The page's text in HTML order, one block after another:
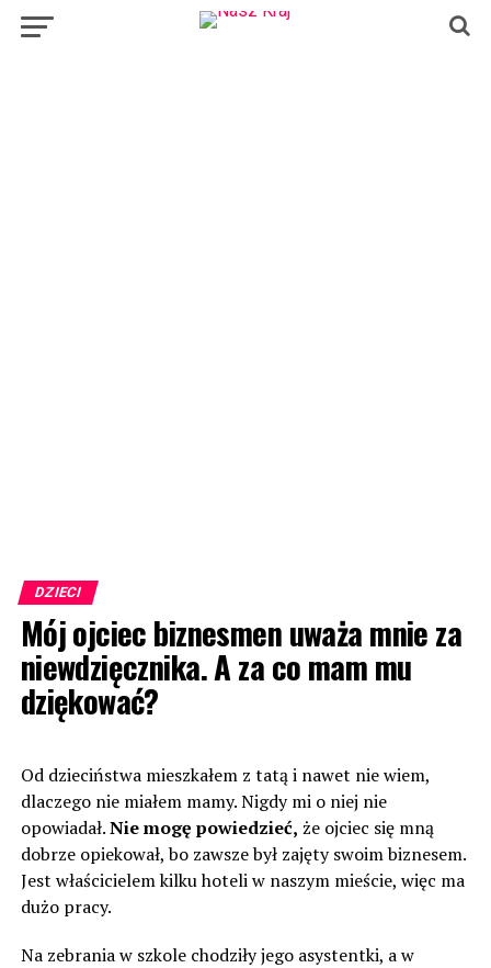
DZIECI
Mój ojciec biznesmen uważa mnie za
niewdzięcznika. A za co mam mu
dziękować?
Od dzieciństwa mieszkałem z tatą i nawet nie wiem,
dlaczego nie miałem mamy. Nigdy mi o niej nie
opowiadał.Nie mogę powiedzieć, że ojciec się mną
dobrze opiekował, bo zawsze był zajęty swoim biznesem.
Jest właścicielem kilku hoteli w naszym mieście, więc ma
dużo pracy.
Na zebrania w szkole chodziły jego asystentki, a w